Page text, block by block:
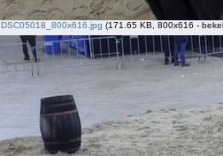
DSC05018_800x616.jpg (171.65 KB, 800x616 -